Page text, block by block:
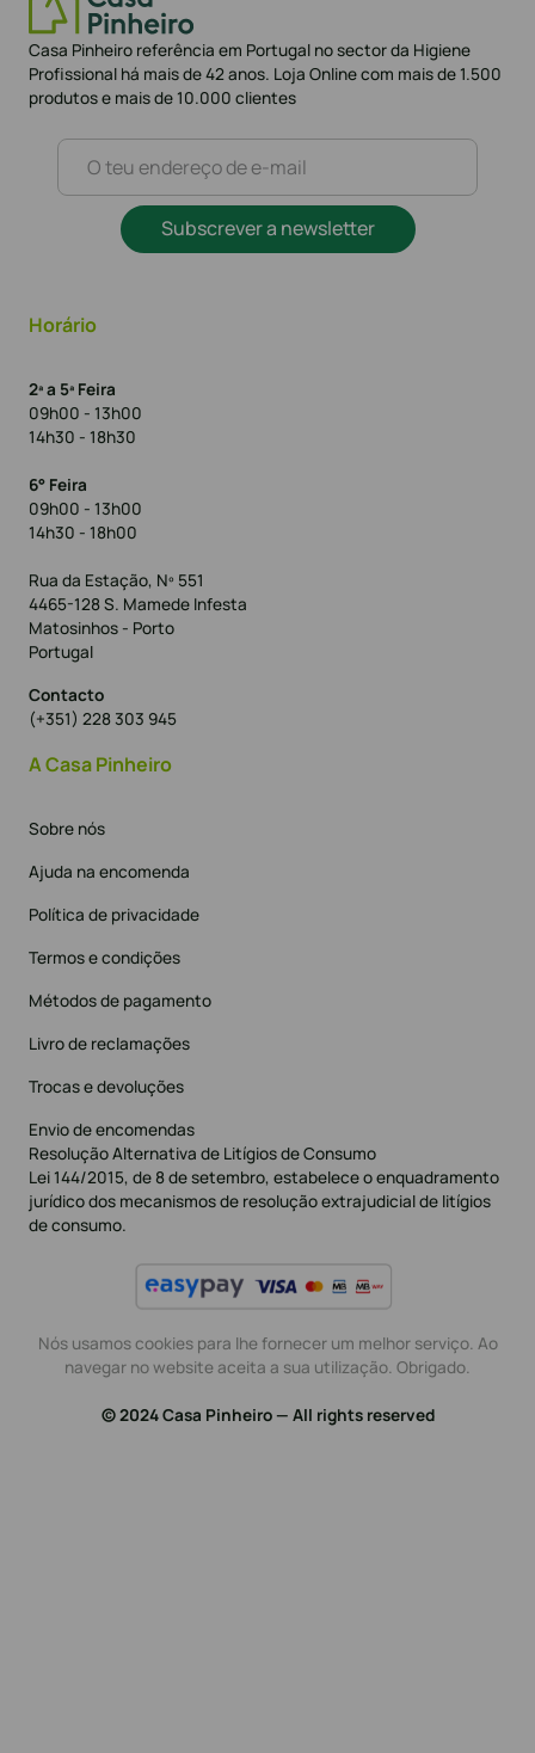
Casa Pinheiro referência em Portugal no sector da Higiene
Profissional há mais de 42 anos. Loja Online com mais de 1.500
produtos e mais de 10.000 clientes
Subscrever a newsletter
Horário
2ª a 5ª Feira
09h00 - 13h00
14h30 - 18h30
6° Feira
09h00 - 13h00
14h30 - 18h00
Rua da Estação, Nº 551
4465-128 S. Mamede Infesta
Matosinhos - Porto
Portugal
Contacto
(+351) 228 303 945
A Casa Pinheiro
Sobre nós
Ajuda na encomenda
Política de privacidade
Termos e condições
Métodos de pagamento
Livro de reclamações
Trocas e devoluções
Envio de encomendas
Resolução Alternativa de Litígios de Consumo
Lei 144/2015, de 8 de setembro, estabelece o enquadramento
jurídico dos mecanismos de resolução extrajudicial de litígios
de consumo.
Nós usamos cookies para lhe fornecer um melhor serviço. Ao
navegar no website aceita a sua utilização. Obrigado.
© 2024 Casa Pinheiro — All rights reserved